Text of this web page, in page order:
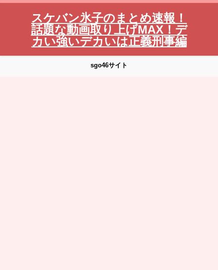
スケバン氷子のまとめ速報！
話題な動画取り上げMAX！デ
カい強いデカいは正義刑事編
sgo46サイト